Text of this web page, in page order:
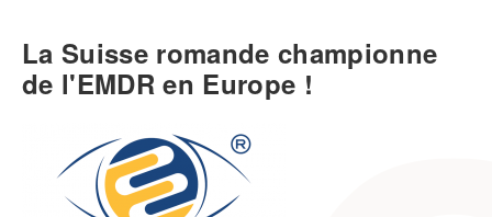
La Suisse romande championne
de l'EMDR en Europe !